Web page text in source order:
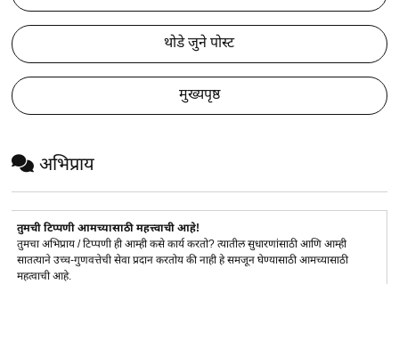
थोडे जुने पोस्ट
मुख्यपृष्ठ
अभिप्राय
तुमची टिप्पणी आमच्यासाठी महत्त्वाची आहे!
तुमचा अभिप्राय / टिप्पणी ही आम्ही कसे कार्य करतो? त्यातील सुधारणांसाठी आणि आम्ही
सातत्याने उच्च-गुणवत्तेची सेवा प्रदान करतोय की नाही हे समजून घेण्यासाठी आमच्यासाठी
महत्वाची आहे.